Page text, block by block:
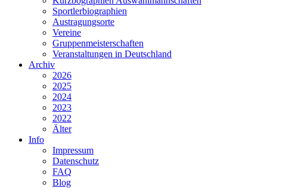
Sportlerbiographien
Austragungsorte
Vereine
Gruppenmeisterschaften
Veranstaltungen in Deutschland
Archiv
2026
2025
2024
2023
2022
Älter
Info
Impressum
Datenschutz
FAQ
Blog